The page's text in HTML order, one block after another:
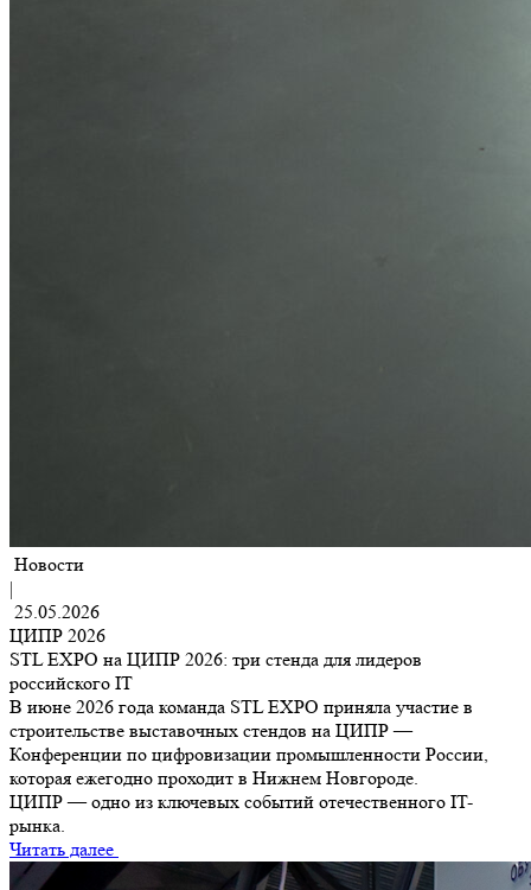
Новости
|
25.05.2026
ЦИПР 2026
STL EXPO на ЦИПР 2026: три стенда для лидеров
российского IT
В июне 2026 года команда STL EXPO приняла участие в
строительстве выставочных стендов на ЦИПР —
Конференции по цифровизации промышленности России,
которая ежегодно проходит в Нижнем Новгороде.
ЦИПР — одно из ключевых событий отечественного IT-
рынка.
Читать далее